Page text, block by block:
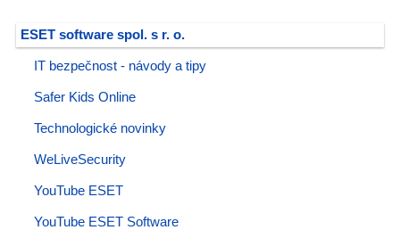
ESET software spol. s r. o.
IT bezpečnost - návody a tipy
Safer Kids Online
Technologické novinky
WeLiveSecurity
YouTube ESET
YouTube ESET Software